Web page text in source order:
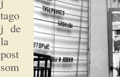
tago
j de
la
post
som